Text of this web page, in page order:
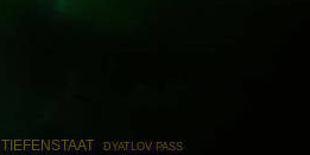
TIEFENSTAAT DYATLOV PASS